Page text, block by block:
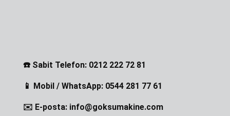
☎️ Sabit Telefon: 0212 222 72 81
📱 Mobil / WhatsApp: 0544 281 77 61
✉️ E-posta: info@goksumakine.com